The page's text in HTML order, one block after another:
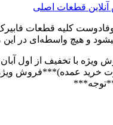
وفادوست کلیه قطعات
و هیچ واسطه‌ای در این
خرید عمده)***فروش